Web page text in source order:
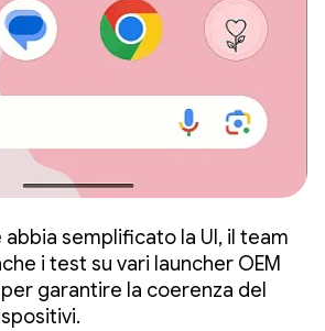
semplificato la UI, il team
i test su vari launcher OEM
garantire la coerenza del